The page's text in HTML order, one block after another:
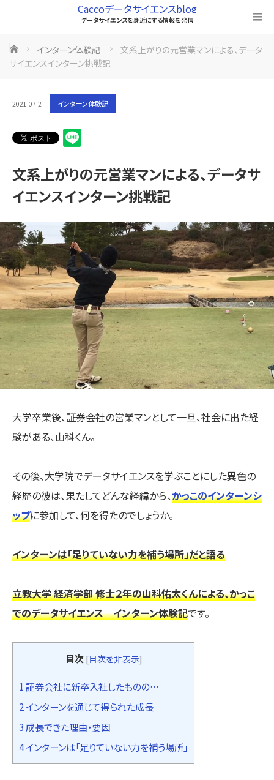
Caccoデータサイエンスblog
データサイエンスを身近にする情報を発信
ホーム インターン体験記
文系上がりの元営業マンによる、データ
サイエンスインターン挑戦記
2021.07.2 インターン体験記
文系上がりの元営業マンによる、データサ
イエンスインターン挑戦記
大学卒業後、証券会社の営業マンとして一旦、社会に出た経
験がある、山科くん。
その後、大学院でデータサイエンスを学ぶことにした異色の
経歴の彼は、果たしてどんな経緯から、かっこのインターンシ
ップに参加して、何を得たのでしょうか。
インターンは「足りていない力を補う場所」だと語る
立教大学 経済学部 修士２年の山科佑太くんによる、かっこ
でのデータサイエンス インターン体験記です。
目次 [目次を非表示]
1証券会社に新卒入社したものの…
2インターンを通じて得られた成長
3 成長できた理由・要因
4インターンは「足りていない力を補う場所」